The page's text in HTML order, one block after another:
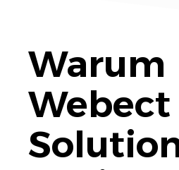
Warum
Webect